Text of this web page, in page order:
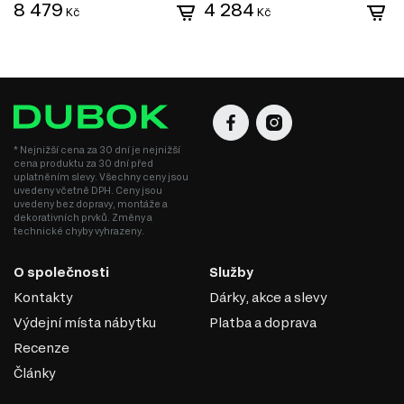
bezpečných pryskyřic, které splňují moderní ekologické standardy.
MODERNÍ STYL
8 479 Kč 4 284 Kč
* Nejnižší cena za 30 dní je nejnižší
cena produktu za 30 dní před
uplatněním slevy. Všechny ceny jsou
uvedeny včetně DPH. Ceny jsou
uvedeny bez dopravy, montáže a
dekorativních prvků. Změny a
technické chyby vyhrazeny.
O společnosti
Kontakty
Výdejní místa nábytku
Recenze
Články
Služby
Dárky, akce a slevy
Platba a doprava